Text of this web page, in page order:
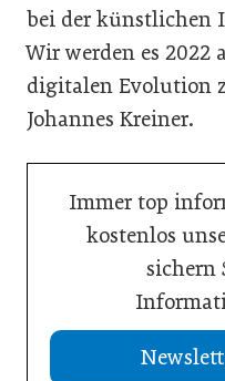
bei der künstlichen
Wir werden es 2022
digitalen Evolution
Johannes Kreiner.
Immer top
kostenlos
sichern